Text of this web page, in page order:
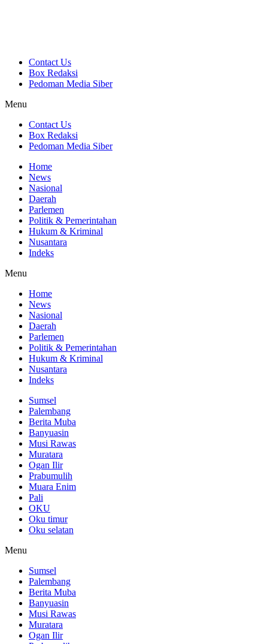
Contact Us
Box Redaksi
Pedoman Media Siber
Menu
Contact Us
Box Redaksi
Pedoman Media Siber
Home
News
Nasional
Daerah
Parlemen
Politik & Pemerintahan
Hukum & Kriminal
Nusantara
Indeks
Menu
Home
News
Nasional
Daerah
Parlemen
Politik & Pemerintahan
Hukum & Kriminal
Nusantara
Indeks
Sumsel
Palembang
Berita Muba
Banyuasin
Musi Rawas
Muratara
Ogan Ilir
Prabumulih
Muara Enim
Pali
OKU
Oku timur
Oku selatan
Menu
Sumsel
Palembang
Berita Muba
Banyuasin
Musi Rawas
Muratara
Ogan Ilir